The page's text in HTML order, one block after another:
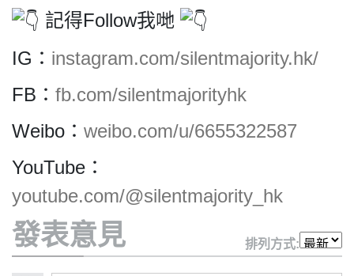
記得Follow我哋
IG： instagram.com/silentmajority.hk/
FB： fb.com/silentmajorityhk
Weibo： weibo.com/u/6655322587
YouTube：
youtube.com/@silentmajority_hk
發表意見 排列方式: